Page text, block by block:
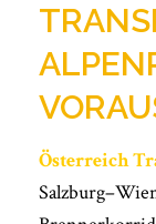
Österreich